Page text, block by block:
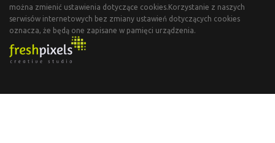
można zmienić ustawienia dotyczące cookies.Korzystanie z naszych
serwisów internetowych bez zmiany ustawień dotyczących cookies
oznacza, że będą one zapisane w pamięci urządzenia.